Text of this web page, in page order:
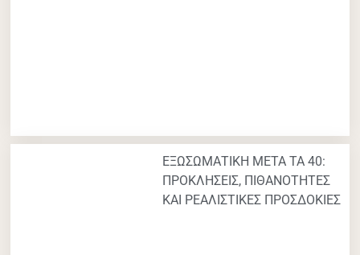
ΕΞΩΣΩΜΑΤΙΚΗ ΜΕΤΑ ΤΑ 40:
ΠΡΟΚΛΗΣΕΙΣ, ΠΙΘΑΝΟΤΗΤΕΣ
ΚΑΙ ΡΕΑΛΙΣΤΙΚΕΣ ΠΡΟΣΔΟΚΙΕΣ